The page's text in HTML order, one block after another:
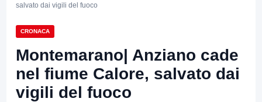
salvato dai vigili del fuoco
CRONACA
Montemarano| Anziano cade
nel fiume Calore, salvato dai
vigili del fuoco